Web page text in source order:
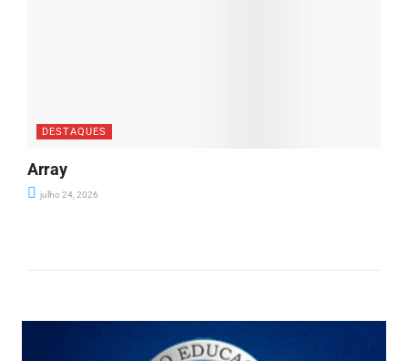
DESTAQUES
Array
julho 24, 2026